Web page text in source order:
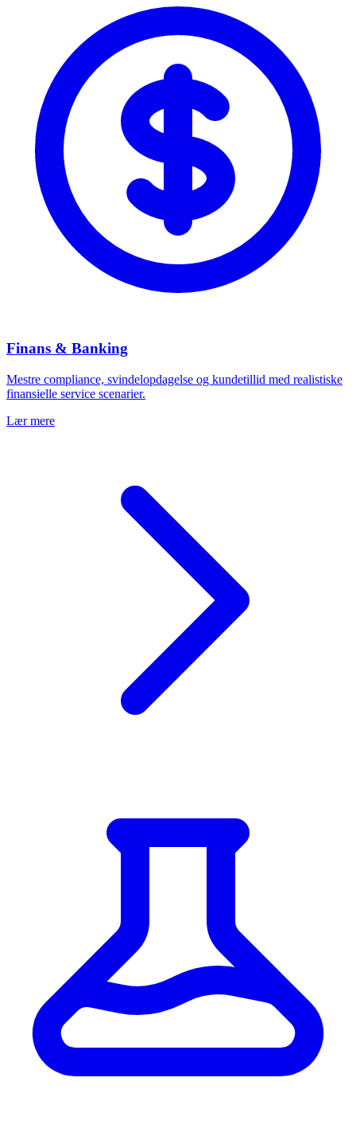
Finans & Banking
Mestre compliance, svindelopdagelse og kundetillid med realistiske
finansielle service scenarier.
Lær mere